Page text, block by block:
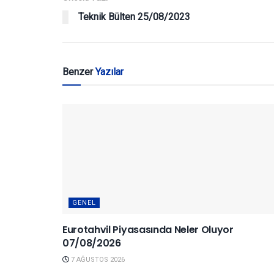
Teknik Bülten 25/08/2023
BenzerYazılar
GENEL
Eurotahvil Piyasasında Neler Oluyor
07/08/2026
7 AĞUSTOS 2026